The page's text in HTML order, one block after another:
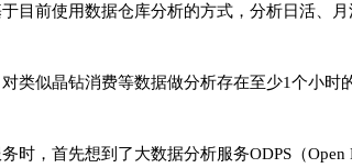
目前使用数据仓库分析的方式，分析日活、
类似晶钻消费等数据做分析存在至少1个小时
时，首先想到了大数据分析服务ODPS（Open